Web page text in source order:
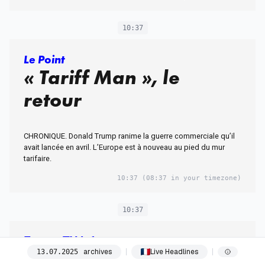
10:37
Le Point
« Tariff Man », le
retour
CHRONIQUE. Donald Trump ranime la guerre commerciale qu’il
avait lancée en avril. L’Europe est à nouveau au pied du mur
tarifaire.
10:37 (08:37 in your timezone)
10:37
"L'heure est aux
13.07.2025 archives Live Headlines